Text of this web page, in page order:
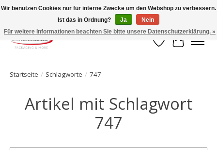
Ihr Onlineshop für Clipverschlusstechnik!
Wunschzettel
Ihr
Startseite / Schlagworte / 747
Artikel mit Schlagwort
747
Wir benutzen Cookies nur für interne Zwecke um den Webshop zu verbessern.
Ist das in Ordnung?
Ja
Nein
Für weitere Informationen beachten Sie bitte unsere Datenschutzerklärung. »